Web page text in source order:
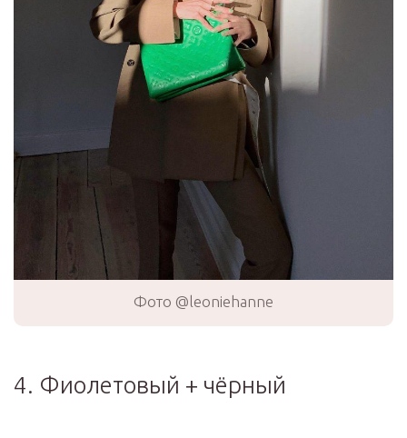
Фото @leoniehanne
4. Фиолетовый + чёрный